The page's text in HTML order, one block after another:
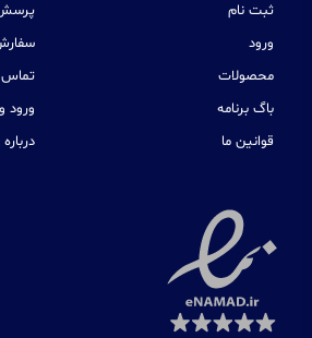
ثبت نام
ورود
محصولات
باگ برنامه
قوانین ما
تماس
ورود